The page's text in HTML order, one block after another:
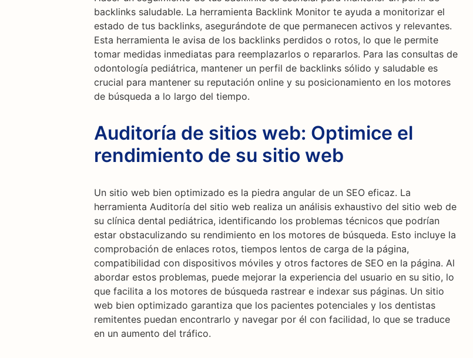
backlinks saludable. La herramienta Backlink Monitor te ayuda a monitorizar el
estado de tus backlinks, asegurándote de que permanecen activos y relevantes.
Esta herramienta le avisa de los backlinks perdidos o rotos, lo que le permite
tomar medidas inmediatas para reemplazarlos o repararlos. Para las consultas de
odontología pediátrica, mantener un perfil de backlinks sólido y saludable es
crucial para mantener su reputación online y su posicionamiento en los motores
de búsqueda a lo largo del tiempo.
Auditoría de sitios web: Optimice el
rendimiento de su sitio web
Un sitio web bien optimizado es la piedra angular de un SEO eficaz. La
herramienta Auditoría del sitio web realiza un análisis exhaustivo del sitio web de
su clínica dental pediátrica, identificando los problemas técnicos que podrían
estar obstaculizando su rendimiento en los motores de búsqueda. Esto incluye la
comprobación de enlaces rotos, tiempos lentos de carga de la página,
compatibilidad con dispositivos móviles y otros factores de SEO en la página. Al
abordar estos problemas, puede mejorar la experiencia del usuario en su sitio, lo
que facilita a los motores de búsqueda rastrear e indexar sus páginas. Un sitio
web bien optimizado garantiza que los pacientes potenciales y los dentistas
remitentes puedan encontrarlo y navegar por él con facilidad, lo que se traduce
en un aumento del tráfico.